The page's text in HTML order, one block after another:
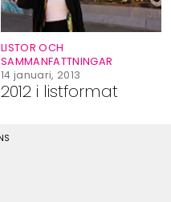
2012 i listformat
LISTOR OCH
SAMMANFATTNINGAR
14 januari, 2013